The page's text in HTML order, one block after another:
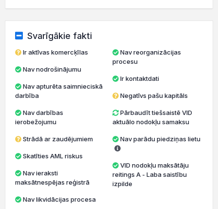
Svarīgākie fakti
Ir aktīvas komercķīlas
Nav nodrošinājumu
darbība
ierobežojumu
Strādā ar zaudējumiem
Skatīties AML riskus
maksātnespējas reģistrā
Nav likvidācijas procesa
Nav reorganizācijas
procesu
Ir kontaktdati
Negatīvs pašu kapitāls
Pārbaudīt tiešsaistē VID
aktuālo nodokļu samaksu
Nav parādu piedziņas lietu
VID nodokļu maksātāju
reitings A - Laba saistību
izpilde